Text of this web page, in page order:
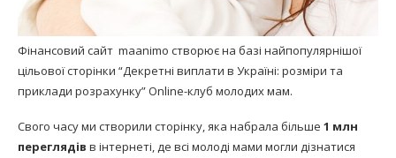
Фінансовий сайт maanimo створює на базі найпопулярнішої
цільової сторінки “Декретні виплати в Україні: розміри та
приклади розрахунку” Online-клуб молодих мам.
Свого часу ми створили сторінку, яка набрала більше 1 млн
переглядів в інтернеті, де всі молоді мами могли дізнатися